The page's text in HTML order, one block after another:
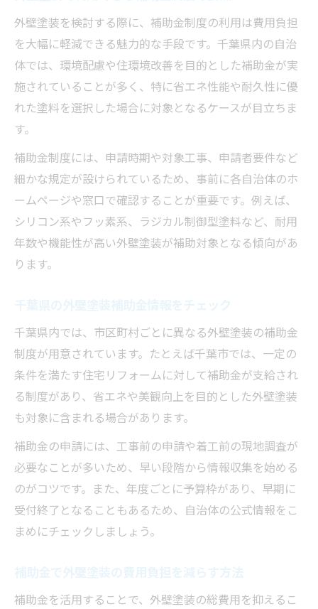
外壁塗装を検討する際に、補助金制度の利用は費用負担
を大幅に軽減できる魅力的な手段です。千葉県内の自治
体では、環境配慮や住環境改善を目的とした補助金が実
施されていることが多く、特に省エネ性能や耐久性に優
れた塗料を選択した場合に対象となるケースが目立ちま
す。
補助金制度には、申請時期や対象工事、申請者要件など
細かな規定が設けられているため、事前に各自治体のホ
ームページや窓口で確認することが重要です。例えば、
シリコン系やフッ素系、ラジカル制御型塗料など、耐用
年数や機能性が高い外壁塗装が補助対象となる傾向があ
ります。
千葉県内では、市区町村ごとに異なる外壁塗装の補助金
制度が用意されています。たとえば千葉市では、一定の
条件を満たす住宅リフォームに対して補助金が支給され
る制度があり、省エネや美観向上を目的とした外壁塗装
も対象に含まれる場合があります。
補助金の申請には、工事前の申請や着工前の現地調査が
必要なことが多いため、早い段階から情報収集を始める
のがコツです。また、年度ごとに予算枠があり、早期に
受付終了となることもあるため、自治体の公式情報をこ
まめにチェックしましょう。
補助金を活用することで、外壁塗装の総費用を抑えるこ